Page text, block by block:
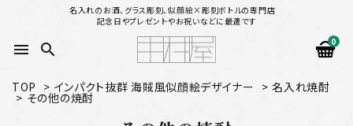
名入れのお酒、グラス彫刻、似顔絵×彫刻ボトルの専門店
記念日やプレゼントやお祝いなどに最適です
menu search 0
TOP > インパクト抜群 海賊風似顔絵デザイナー > 名入れ焼酎
> その他の焼酎